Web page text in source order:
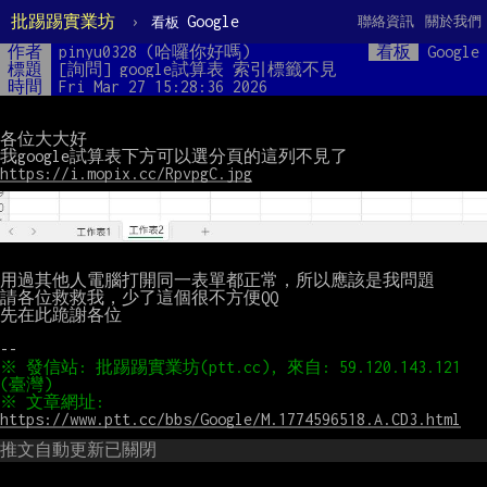
批踢踢實業坊 › 看板 Google 關於我們
聯絡資訊
作者 pinyu0328 (哈囉你好嗎) 看板
Google
標題
[詢問] google試算表 索引標籤不見
時間
Fri Mar 27 15:28:36 2026
各位大大好
https://i.mopix.cc/RpvpgC.jpg
用過其他人電腦打開同一表單都正常，所以應該是我問題
請各位救救我，少了這個很不方便QQ
先在此跪謝各位
※ 發信站: 批踢踢實業坊(ptt.cc), 來自: 59.120.143.121
https://www.ptt.cc/bbs/Google/M.1774596518.A.CD3.html
推文自動更新已關閉